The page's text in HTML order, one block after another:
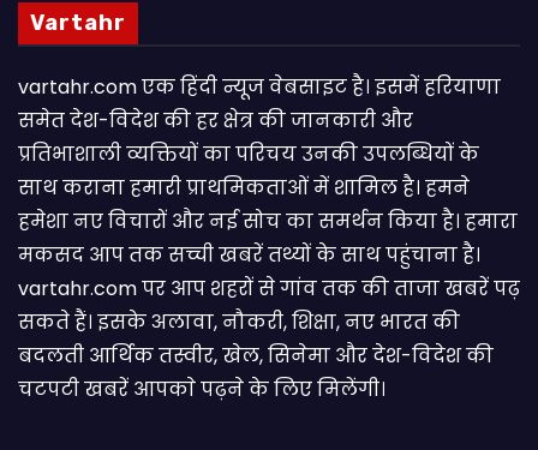
Vartahr
vartahr.com एक हिंदी न्यूज वेबसाइट है। इसमें हरियाणा
समेत देश-विदेश की हर क्षेत्र की जानकारी और
प्रतिभाशाली व्यक्तियों का परिचय उनकी उपलब्धियों के
साथ कराना हमारी प्राथमिकताओं में शामिल है। हमने
हमेशा नए विचारों और नई सोच का समर्थन किया है। हमारा
मकसद आप तक सच्ची खबरें तथ्यों के साथ पहुंचाना है।
vartahr.com पर आप शहरों से गांव तक की ताजा खबरें पढ़
सकते हैं। इसके अलावा, नौकरी, शिक्षा, नए भारत की
बदलती आर्थिक तस्वीर, खेल, सिनेमा और देश-विदेश की
चटपटी खबरें आपकाे पढ़ने के लिए मिलेंगी।